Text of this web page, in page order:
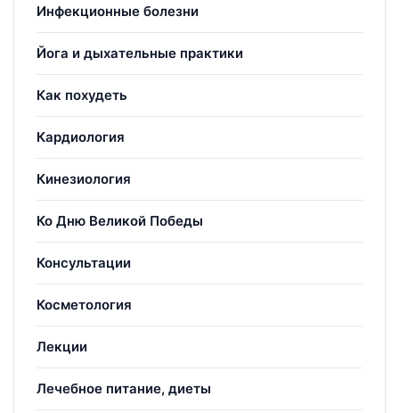
Инфекционные болезни
Йога и дыхательные практики
Как похудеть
Кардиология
Кинезиология
Ко Дню Великой Победы
Консультации
Косметология
Лекции
Лечебное питание, диеты